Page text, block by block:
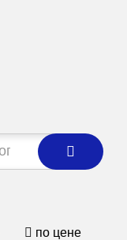
по цене